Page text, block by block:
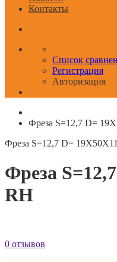
Контакты
Список
Регистрация
Авторизация
Фреза S=12,7 D=
Фреза S=12,7 D=
Фреза
RH
0 отзывов